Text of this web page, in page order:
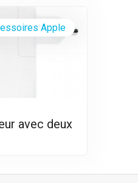
avec deux
Apple